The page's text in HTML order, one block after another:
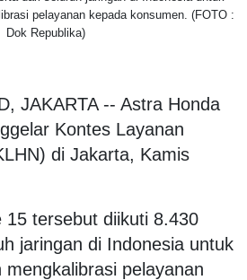
pelayanan kepada konsumen. (FOTO :
Dok Republika)
JAKARTA -- Astra Honda
Kontes Layanan
di Jakarta, Kamis
15 tersebut diikuti 8.430
jaringan di Indonesia untuk
pelayanan